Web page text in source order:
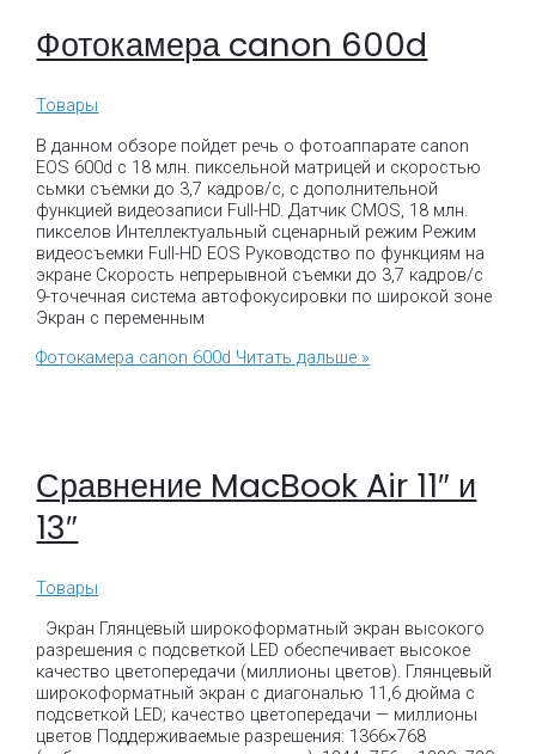
Фотокамера canon 600d
Товары
В данном обзоре пойдет речь о фотоаппарате canon
EOS 600d с 18 млн. пиксельной матрицей и скоростью
сьмки съемки до 3,7 кадров/с, с дополнительной
функцией видеозаписи Full-HD. Датчик CMOS, 18 млн.
пикселов Интеллектуальный сценарный режим Режим
видеосъемки Full-HD EOS Руководство по функциям на
экране Скорость непрерывной съемки до 3,7 кадров/с
9-точечная система автофокусировки по широкой зоне
Экран с переменным
Фотокамера canon 600d Читать дальше »
Сравнение MacBook Air 11″ и
13″
Товары
Экран Глянцевый широкоформатный экран высокого
разрешения с подсветкой LED обеспечивает высокое
качество цветопередачи (миллионы цветов). Глянцевый
широкоформатный экран с диагональю 11,6 дюйма с
подсветкой LED; качество цветопередачи — миллионы
цветов Поддерживаемые разрешения: 1366×768